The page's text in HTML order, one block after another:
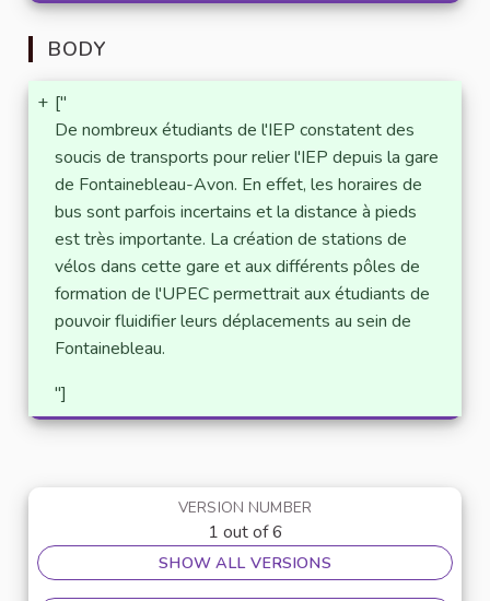
BODY
+ ["
De nombreux étudiants de l'IEP constatent des
soucis de transports pour relier l'IEP depuis la gare
de Fontainebleau-Avon. En effet, les horaires de
bus sont parfois incertains et la distance à pieds
est très importante. La création de stations de
vélos dans cette gare et aux différents pôles de
formation de l'UPEC permettrait aux étudiants de
pouvoir fluidifier leurs déplacements au sein de
Fontainebleau.
"]
VERSION NUMBER
1 out of 6
SHOW ALL VERSIONS